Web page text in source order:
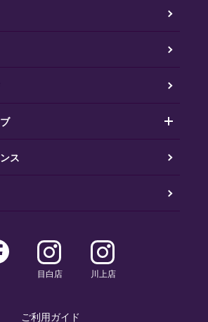
ス
目白店 川上店
ご利用ガイド